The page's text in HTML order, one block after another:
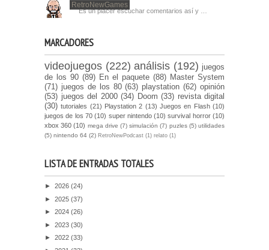
RetroNewGames
Es un placer escuchar comentarios así y …
MARCADORES
videojuegos (222) análisis (192) juegos
de los 90 (89) En el paquete (88) Master System
(71) juegos de los 80 (63) playstation (62) opinión
(53) juegos del 2000 (34) Doom (33) revista digital
(30) tutoriales (21) Playstation 2 (13) Juegos en Flash (10)
juegos de los 70 (10) super nintendo (10) survival horror (10)
xbox 360 (10) mega drive (7) simulación (7) puzles (5) utilidades
(5) nintendo 64 (2) RetroNewPodcast (1) relato (1)
LISTA DE ENTRADAS TOTALES
► 2026 (24)
► 2025 (37)
► 2024 (26)
► 2023 (30)
► 2022 (33)